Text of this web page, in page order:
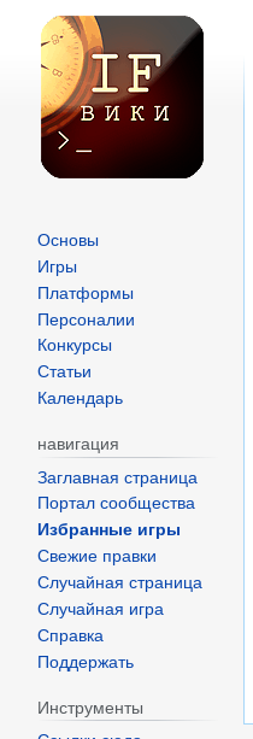
Основы
Игры
Платформы
Персоналии
Конкурсы
Статьи
Календарь
навигация
Заглавная страница
Портал сообщества
Избранные игры
Свежие правки
Случайная страница
Случайная игра
Справка
Поддержать
Инструменты